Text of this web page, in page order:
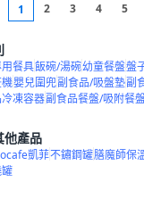
1 2 3 4 5
餐具飯碗/湯碗幼童餐盤盤
嬰兒圍兜副食品/吸盤墊副
凍容器副食品餐盤/吸附餐
他產品
凱菲不鏽鋼罐膳魔師保